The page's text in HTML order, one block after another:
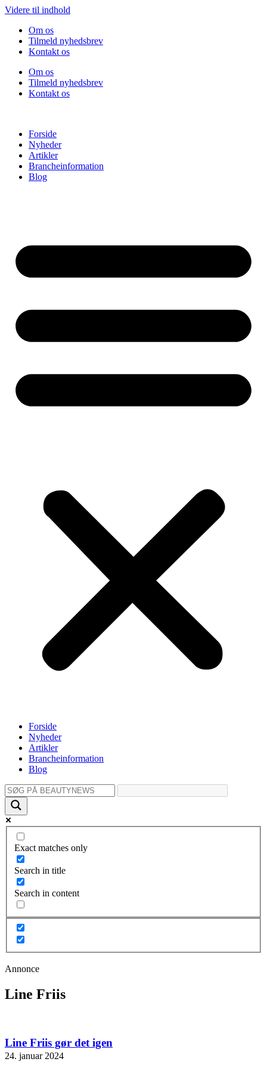
Videre til indhold
Om os
Tilmeld nyhedsbrev
Kontakt os
Om os
Tilmeld nyhedsbrev
Kontakt os
Forside
Nyheder
Artikler
Brancheinformation
Blog
Forside
Nyheder
Artikler
Brancheinformation
Blog
Exact matches only
Search in title
Search in content
Annonce
Line Friis
Line Friis gør det igen
24. januar 2024